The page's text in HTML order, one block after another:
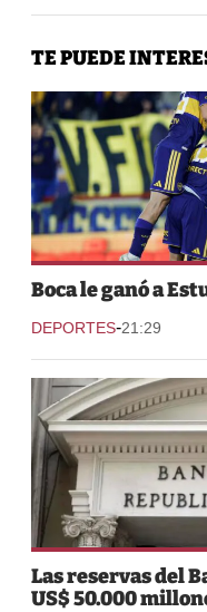
TE PUEDE
Boca le ganó a
DEPORTES-21:29
Las reservas del
US$ 50.000